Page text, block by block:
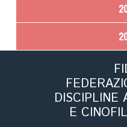
DISCIPLINE
E